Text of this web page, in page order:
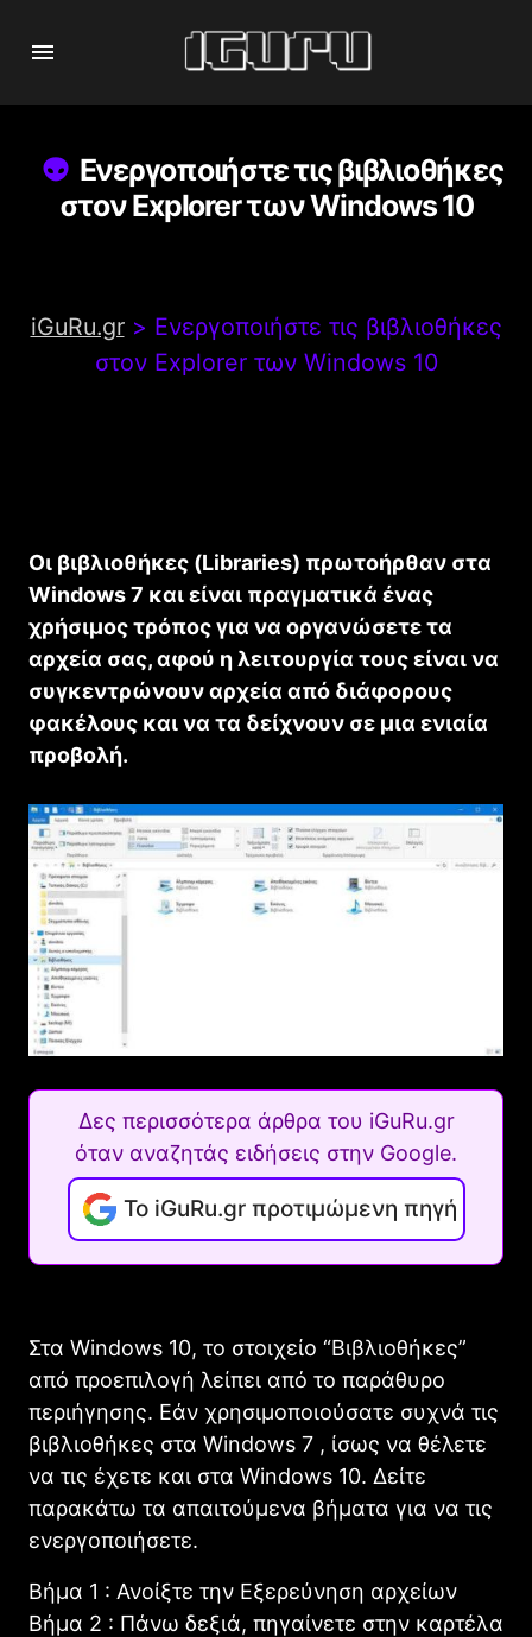
Ενεργοποιήστε τις βιβλιοθήκες
στον Explorer των Windows 10
iGuRu.gr> Ενεργοποιήστε τις βιβλιοθήκες
στον Explorer των Windows 10
Οι βιβλιοθήκες (Libraries) πρωτοήρθαν στα
Windows 7 και είναι πραγματικά ένας
χρήσιμος τρόπος για να οργανώσετε τα
αρχεία σας, αφού η λειτουργία τους είναι να
συγκεντρώνουν αρχεία από διάφορους
φακέλους και να τα δείχνουν σε μια ενιαία
προβολή.
Δες περισσότερα άρθρα του iGuRu.gr
όταν αναζητάς ειδήσεις στην Google.
Το iGuRu.gr προτιμώμενη πηγή
Στα Windows 10, το στοιχείο “Βιβλιοθήκες”
από προεπιλογή λείπει από το παράθυρο
περιήγησης. Εάν χρησιμοποιούσατε συχνά τις
βιβλιοθήκες στα Windows 7 , ίσως να θέλετε
να τις έχετε και στα Windows 10. Δείτε
παρακάτω τα απαιτούμενα βήματα για να τις
ενεργοποιήσετε.
Βήμα 1 : Ανοίξτε την Εξερεύνηση αρχείων
Βήμα 2 : Πάνω δεξιά, πηγαίνετε στην καρτέλα